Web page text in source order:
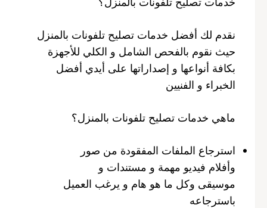
نقدم لك أفضل خدمات تصليح تلفونات بالمنزل
حيث نقوم بالفحص الشامل و الكلي للأجهزة
بكافة أنواعها و إصداراتها على أيدي أفضل
الخبراء و الفنيين
ماهي خدمات تصليح تلفونات بالمنزل؟
استرجاع الملفات المفقودة من صور
وأفلام فيديو مهمة و مستندات و
موسيقى وكل ما هو هام و يرغب العميل
باسترجاعه